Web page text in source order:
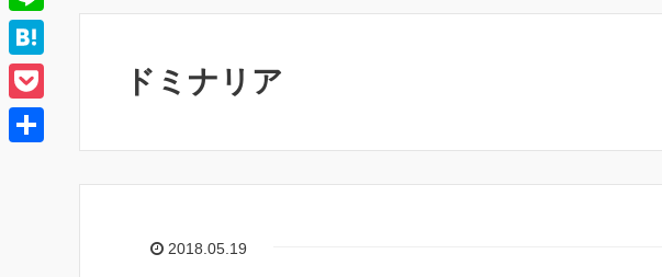
ドミナリア
2018.05.19
c
e
b
o
w
i
L
i
n
e
H
a
t
P